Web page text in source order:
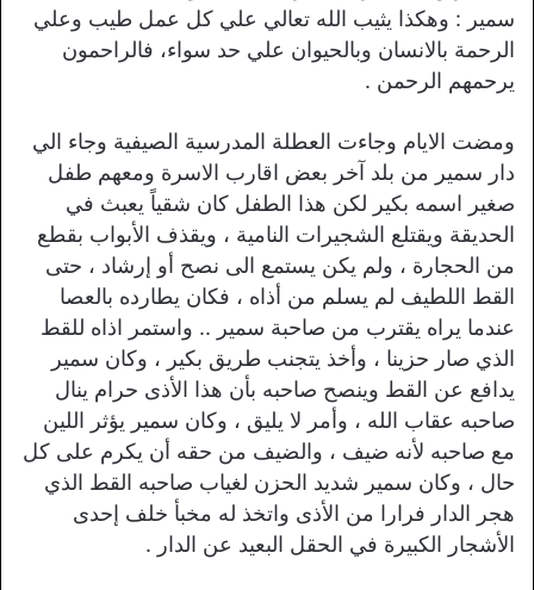
سمير : وهكذا يثيب الله تعالي علي كل عمل طيب وعلي
الرحمة بالانسان وبالحيوان علي حد سواء، فالراحمون
يرحمهم الرحمن .
ومضت الايام وجاءت العطلة المدرسية الصيفية وجاء الي
دار سمير من بلد آخر بعض اقارب الاسرة ومعهم طفل
صغير اسمه بكير لكن هذا الطفل كان شقياً يعبث في
الحديقة ويقتلع الشجيرات النامية ، ويقذف الأبواب بقطع
من الحجارة ، ولم يكن يستمع الى نصح أو إرشاد ، حتى
القط اللطيف لم يسلم من أذاه ، فكان يطارده بالعصا
عندما يراه يقترب من صاحبة سمير .. واستمر اذاه للقط
الذي صار حزينا ، وأخذ يتجنب طريق بكير ، وكان سمير
يدافع عن القط وينصح صاحبه بأن هذا الأذى حرام ينال
صاحبه عقاب الله ، وأمر لا يليق ، وكان سمير يؤثر اللين
مع صاحبه لأنه ضيف ، والضيف من حقه أن يكرم على كل
حال ، وكان سمير شديد الحزن لغياب صاحبه القط الذي
هجر الدار فرارا من الأذى واتخذ له مخبأ خلف إحدى
الأشجار الكبيرة في الحقل البعيد عن الدار .